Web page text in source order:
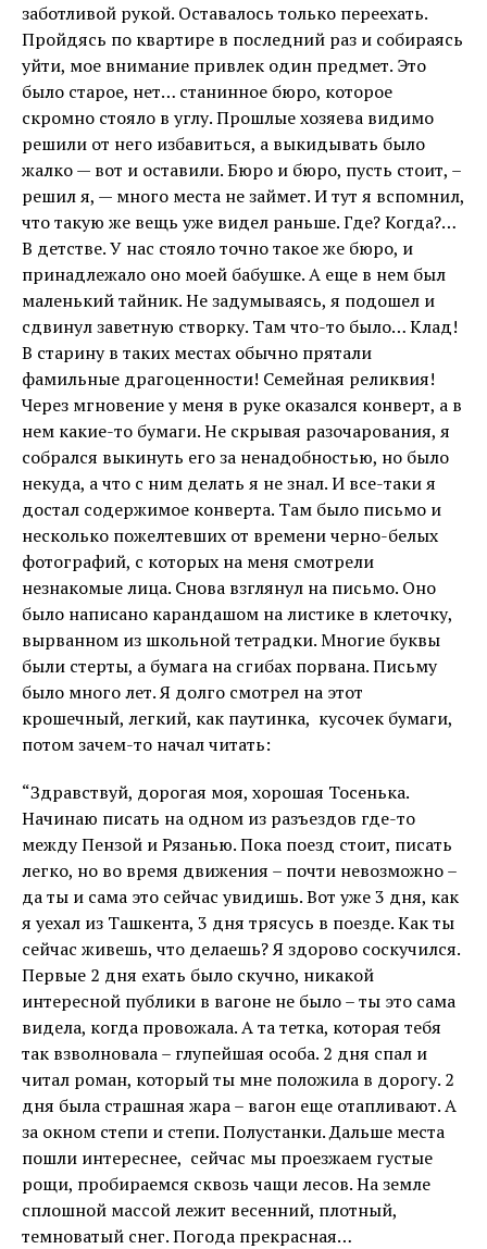
заботливой рукой. Оставалось только переехать.
Пройдясь по квартире в последний раз и собираясь
уйти, мое внимание привлек один предмет. Это
было старое, нет… станинное бюро, которое
скромно стояло в углу. Прошлые хозяева видимо
решили от него избавиться, а выкидывать было
жалко — вот и оставили. Бюро и бюро, пусть стоит, –
решил я, — много места не займет. И тут я вспомнил,
что такую же вещь уже видел раньше. Где? Когда?…
В детстве. У нас стояло точно такое же бюро, и
принадлежало оно моей бабушке. А еще в нем был
маленький тайник. Не задумываясь, я подошел и
сдвинул заветную створку. Там что-то было… Клад!
В старину в таких местах обычно прятали
фамильные драгоценности! Семейная реликвия!
Через мгновение у меня в руке оказался конверт, а в
нем какие-то бумаги. Не скрывая разочарования, я
собрался выкинуть его за ненадобностью, но было
некуда, а что с ним делать я не знал. И все-таки я
достал содержимое конверта. Там было письмо и
несколько пожелтевших от времени черно-белых
фотографий, с которых на меня смотрели
незнакомые лица. Снова взглянул на письмо. Оно
было написано карандашом на листике в клеточку,
вырванном из школьной тетрадки. Многие буквы
были стерты, а бумага на сгибах порвана. Письму
было много лет. Я долго смотрел на этот
крошечный, легкий, как паутинка, кусочек бумаги,
потом зачем-то начал читать:
“Здравствуй, дорогая моя, хорошая Тосенька.
Начинаю писать на одном из разъездов где-то
между Пензой и Рязанью. Пока поезд стоит, писать
легко, но во время движения – почти невозможно –
да ты и сама это сейчас увидишь. Вот уже 3 дня, как
я уехал из Ташкента, 3 дня трясусь в поезде. Как ты
сейчас живешь, что делаешь? Я здорово соскучился.
Первые 2 дня ехать было скучно, никакой
интересной публики в вагоне не было – ты это сама
видела, когда провожала. А та тетка, которая тебя
так взволновала – глупейшая особа. 2 дня спал и
читал роман, который ты мне положила в дорогу. 2
дня была страшная жара – вагон еще отапливают. А
за окном степи и степи. Полустанки. Дальше места
пошли интереснее, сейчас мы проезжаем густые
рощи, пробираемся сквозь чащи лесов. На земле
сплошной массой лежит весенний, плотный,
темноватый снег. Погода прекрасная…